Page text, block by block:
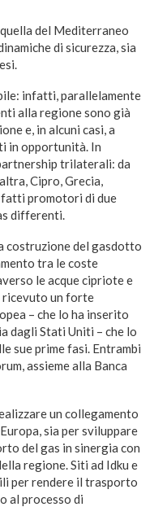
del Mediterraneo
di sicurezza, sia
infatti, parallelamente
alla regione sono già
e, in alcuni casi, a
in opportunità. In
trilaterali: da
Cipro, Grecia,
promotori di due
differenti.
costruzione del gasdotto
tra le coste
le acque cipriote e
ricevuto un forte
– che lo ha inserito
dagli Stati Uniti – che lo
sue prime fasi. Entrambi
assieme alla Banca
un collegamento
sia per sviluppare
del gas in sinergia con
regione. Siti ad Idku e
per rendere il trasporto
al processo di